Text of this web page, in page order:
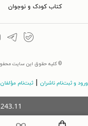
کتاب کودک و نوجوان
© کلیه حقوق این سایت
ورود و ثبت‌نام ناشران | ثبت‌نام مؤلفان